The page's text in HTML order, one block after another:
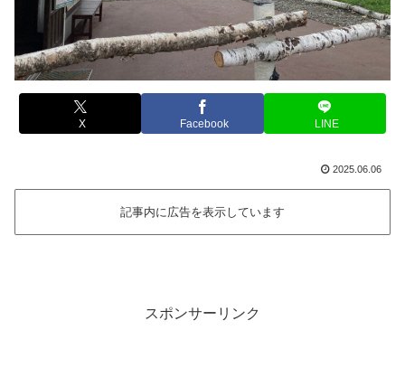
X Facebook LINE
2025.06.06
記事内に広告を表示しています
スポンサーリンク